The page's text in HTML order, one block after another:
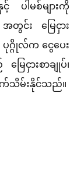
င့် ပါမစ်များကို
း မြေငှား
ဂ္ဂိုလ်က ငွေပေး
ငှားစာချုပ်၊
က်သိမ်းနိုင်သည်။